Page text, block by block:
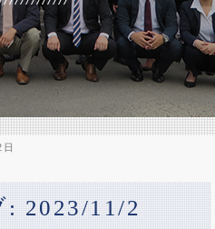
日
: 2023/11/2